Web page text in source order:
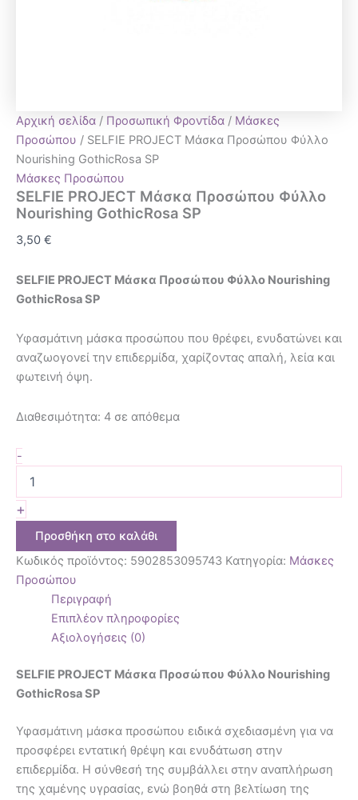
Αρχική σελίδα / Προσωπική Φροντίδα / Μάσκες
Προσώπου / SELFIE PROJECT Μάσκα Προσώπου Φύλλο
Nourishing GothicRosa SP
Μάσκες Προσώπου
SELFIE PROJECT Μάσκα Προσώπου Φύλλο
Nourishing GothicRosa SP
3,50 €
SELFIE PROJECT Μάσκα Προσώπου Φύλλο Nourishing
GothicRosa SP
Υφασμάτινη μάσκα προσώπου που θρέφει, ενυδατώνει και
αναζωογονεί την επιδερμίδα, χαρίζοντας απαλή, λεία και
φωτεινή όψη.
Διαθεσιμότητα: 4 σε απόθεμα
-
+
Προσθήκη στο καλάθι
Κωδικός προϊόντος: 5902853095743 Κατηγορία: Μάσκες
Προσώπου
Περιγραφή
Επιπλέον πληροφορίες
Αξιολογήσεις (0)
SELFIE PROJECT Μάσκα Προσώπου Φύλλο Nourishing
GothicRosa SP
Υφασμάτινη μάσκα προσώπου ειδικά σχεδιασμένη για να
προσφέρει εντατική θρέψη και ενυδάτωση στην
επιδερμίδα. Η σύνθεσή της συμβάλλει στην αναπλήρωση
της χαμένης υγρασίας, ενώ βοηθά στη βελτίωση της